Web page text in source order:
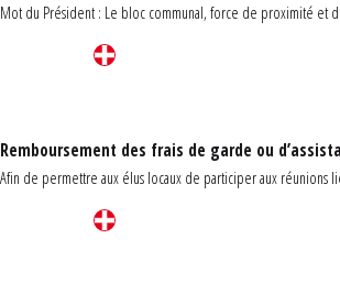
Mot du Président : Le bloc communal, force de proximité et
Remboursement des frais de garde ou
Afin de permettre aux élus locaux de participer aux réunions